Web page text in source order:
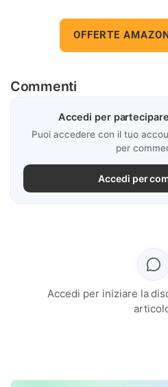
OFFERTE
Commenti
Accedi per
Puoi accedere con il tuo
per
Accedi per
Accedi per iniziare la